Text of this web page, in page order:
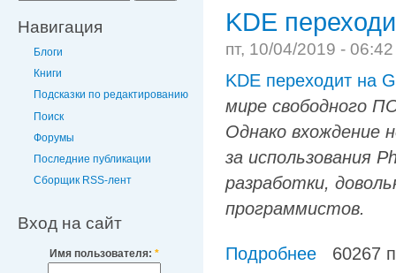
Навигация
Блоги
Книги
Подсказки по редактированию
Поиск
Форумы
Последние публикации
Сборщик RSS-лент
Вход на сайт
Имя пользователя: *
KDE
пт, 10/04/2019 -
KDE переходит на
мире свободного
Однако вхождение
за использования
разработки,
программистов.
Подробнее 60267